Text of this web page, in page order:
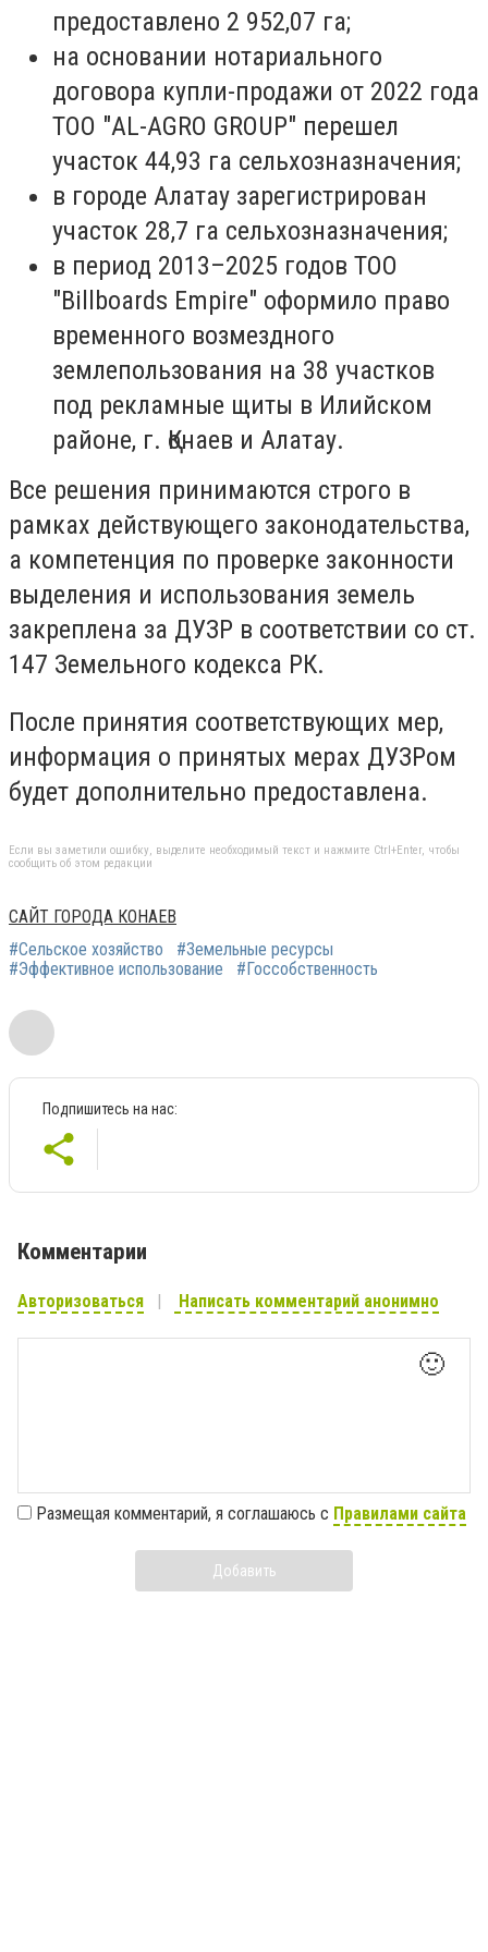
предоставлено 2 952,07 га;
на основании нотариального
договора купли-продажи от 2022 года
ТОО "AL-AGRO GROUP" перешел
участок 44,93 га сельхозназначения;
в городе Алатау зарегистрирован
участок 28,7 га сельхозназначения;
в период 2013–2025 годов ТОО
"Billboards Empire" оформило право
временного возмездного
землепользования на 38 участков
под рекламные щиты в Илийском
районе, г. Қонаев и Алатау.
Все решения принимаются строго в
рамках действующего законодательства,
а компетенция по проверке законности
выделения и использования земель
закреплена за ДУЗР в соответствии со ст.
147 Земельного кодекса РК.
После принятия соответствующих мер,
информация о принятых мерах ДУЗРом
будет дополнительно предоставлена.
Если вы заметили ошибку, выделите необходимый текст и нажмите Ctrl+Enter, чтобы
сообщить об этом редакции
САЙТ ГОРОДА КОНАЕВ
#Сельское хозяйство
#Земельные ресурсы
#Эффективное использование
#Госсобственность
Подпишитесь на нас:
Комментарии
Авторизоваться Написать комментарий анонимно
🙂
Размещая комментарий, я соглашаюсь с Правилами сайта
Добавить